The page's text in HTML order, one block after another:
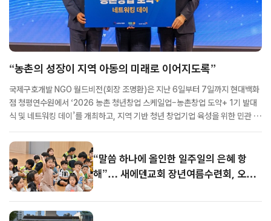
“농촌의 성장이 지역 아동의 미래로 이어지도록”
국제구호개발 NGO 월드비전(회장 조명환)은 지난 6일부터 7일까지 현대백화
점 청평연수원에서 ‘2026 농촌 청년창업 스케일업–농촌창업 도약+ 1기 발대
식 및 네트워킹 데이’를 개최하고, 지역 기반 청년 창업기업 육성을 위한 민관 협
산식품부, 현대백화점그룹이 공동으로 추진하는 사업으로, 지역 농산물과 농
촌...
“말씀 하나에 올인한 일주일의 은혜 항
해”… 새에덴교회 장년여름수련회, 오늘